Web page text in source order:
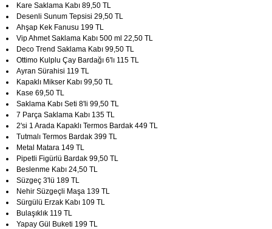
Kare Saklama Kabı 89,50 TL
Desenli Sunum Tepsisi 29,50 TL
Ahşap Kek Fanusu 199 TL
Vip Ahmet Saklama Kabı 500 ml 22,50 TL
Deco Trend Saklama Kabı 99,50 TL
Ottimo Kulplu Çay Bardağı 6'lı 115 TL
Ayran Sürahisi 119 TL
Kapaklı Mikser Kabı 99,50 TL
Kase 69,50 TL
Saklama Kabı Seti 8'li 99,50 TL
7 Parça Saklama Kabı 135 TL
2'si 1 Arada Kapaklı Termos Bardak 449 TL
Tutmalı Termos Bardak 399 TL
Metal Matara 149 TL
Pipetli Figürlü Bardak 99,50 TL
Beslenme Kabı 24,50 TL
Süzgeç 3'lü 189 TL
Nehir Süzgeçli Maşa 139 TL
Sürgülü Erzak Kabı 109 TL
Bulaşıklık 119 TL
Yapay Gül Buketi 199 TL